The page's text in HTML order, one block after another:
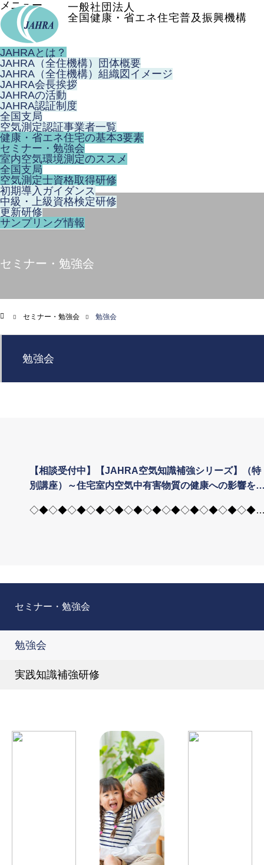
一般社団法人
全国健康・省エネ住宅普及振興機構
メニュー
JAHRAとは？
JAHRA（全住機構）団体概要
JAHRA（全住機構）組織図イメージ
JAHRA会長挨拶
JAHRAの活動
JAHRA認証制度
全国支局
空気測定認証事業者一覧
健康・省エネ住宅の基本3要素
セミナー・勉強会
室内空気環境測定のススメ
全国支局
空気測定士資格取得研修
初期導入ガイダンス
中級・上級資格検定研修
更新研修
サンプリング情報
セミナー・勉強会
セミナー・勉強会 勉強会
勉強会
【相談受付中】【JAHRA空気知識補強シリーズ】（特
別講座）～住宅室内空気中有害物質の健康への影響を
践知識修得研修」のご案内
セミナー・勉強会
勉強会
実践知識補強研修